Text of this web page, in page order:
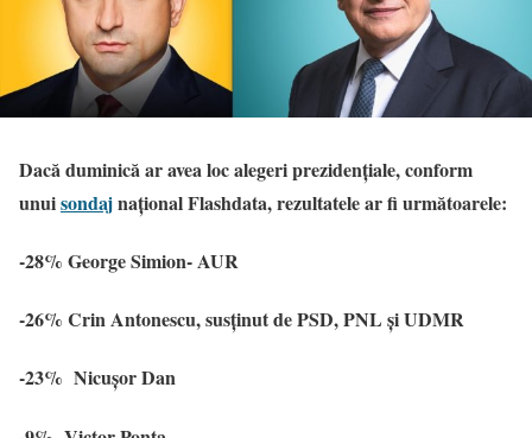
Dacă duminică ar avea loc alegeri prezidențiale, conform
unuisondajnațional Flashdata, rezultatele ar fi următoarele:
-28% George Simion- AUR
-26% Crin Antonescu, susținut de PSD, PNL și UDMR
-23% Nicușor Dan